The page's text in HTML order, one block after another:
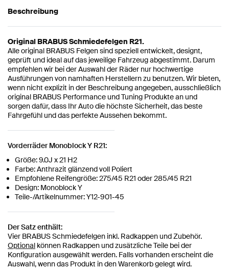
Beschreibung
Original BRABUS Schmiedefelgen R21.
Alle original BRABUS Felgen sind speziell entwickelt, designt,
geprüft und ideal auf das jeweilige Fahrzeug abgestimmt. Darum
empfehlen wir bei der Auswahl der Räder nur hochwertige
Ausführungen von namhaften Herstellern zu benutzen. Wir bieten,
wenn nicht explizit in der Beschreibung angegeben, ausschließlich
original BRABUS Performance und Tuning Produkte an und
sorgen dafür, dass Ihr Auto die höchste Sicherheit, das beste
Fahrgefühl und das perfekte Aussehen bekommt.
Vorderräder Monoblock Y R21:
Größe: 9.0J x 21 H2
Farbe: Anthrazit glänzend voll Poliert
Empfohlene Reifengröße: 275/45 R21 oder 285/45 R21
Design: Monoblock Y
Teile-/Artikelnummer: Y12-901-45
Der Satz enthält:
Vier BRABUS Schmiedefelgen inkl. Radkappen und Zubehör.
Optional können Radkappen und zusätzliche Teile bei der
Konfiguration ausgewählt werden. Falls vorhanden erscheint die
Auswahl, wenn das Produkt in den Warenkorb gelegt wird.